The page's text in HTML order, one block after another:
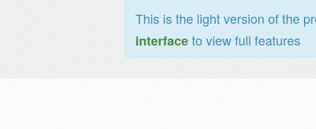
This is the light version of the
interfaceto view full features